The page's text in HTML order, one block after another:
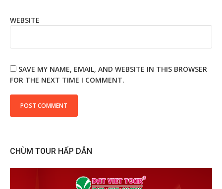
WEBSITE
SAVE MY NAME, EMAIL, AND WEBSITE IN THIS BROWSER
FOR THE NEXT TIME I COMMENT.
CHÙM TOUR HẤP DẪN